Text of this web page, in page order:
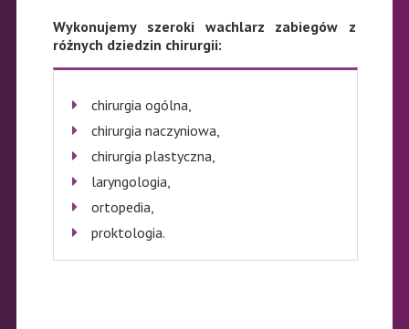
Wykonujemy szeroki wachlarz zabiegów z
różnych dziedzin chirurgii:
chirurgia ogólna,
chirurgia naczyniowa,
chirurgia plastyczna,
laryngologia,
ortopedia,
proktologia.